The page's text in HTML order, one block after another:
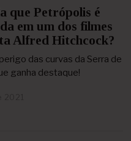
que Petrópolis é
em um dos filmes
Alfred Hitchcock?
das curvas da Serra de
ganha destaque!